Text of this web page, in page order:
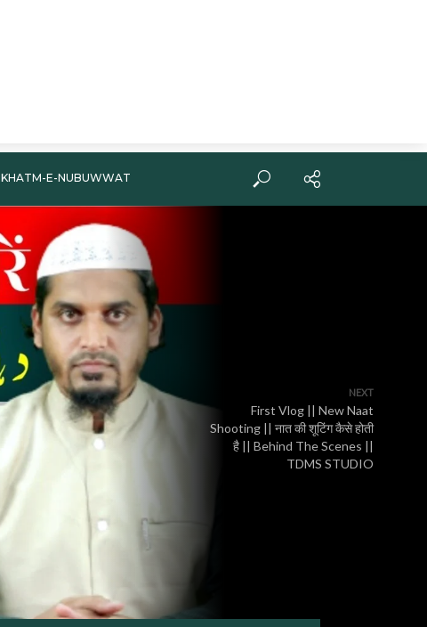
KHATM-E-NUBUWWAT
NEXT
First Vlog || New Naat
Shooting || नात की शूटिंग कैसे होती
है || Behind The Scenes ||
TDMS STUDIO